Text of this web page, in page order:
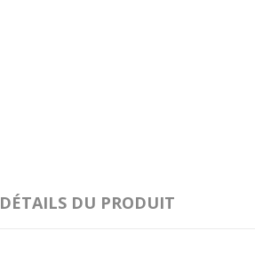
DÉTAILS DU PRODUIT